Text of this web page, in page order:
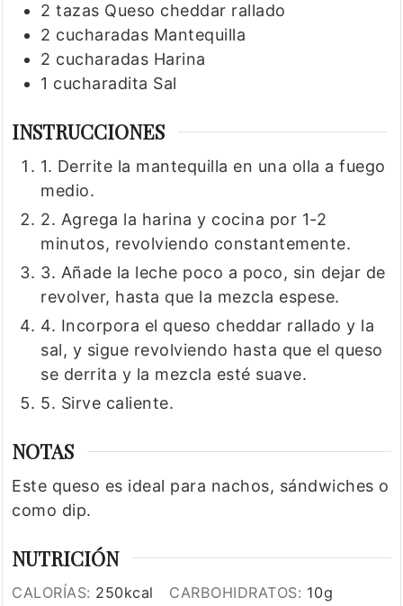
2 tazas Queso cheddar rallado
2 cucharadas Mantequilla
2 cucharadas Harina
1 cucharadita Sal
INSTRUCCIONES
1. Derrite la mantequilla en una olla a fuego
medio.
2. Agrega la harina y cocina por 1-2
minutos, revolviendo constantemente.
3. Añade la leche poco a poco, sin dejar de
revolver, hasta que la mezcla espese.
4. Incorpora el queso cheddar rallado y la
sal, y sigue revolviendo hasta que el queso
se derrita y la mezcla esté suave.
5. Sirve caliente.
NOTAS
Este queso es ideal para nachos, sándwiches o
como dip.
NUTRICIÓN
CALORÍAS: 250kcal CARBOHIDRATOS: 10g